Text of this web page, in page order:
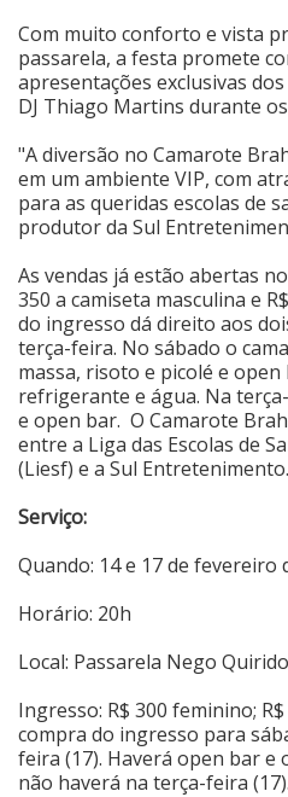
Fale Conosco
Com muito conforto e vista
passarela, a festa promete
apresentações exclusivas
DJ Thiago Martins durante
"A diversão no Camarote
em um ambiente VIP, com
para as queridas escolas de
produtor da Sul
As vendas já estão abertas
350 a camiseta masculina e
do ingresso dá direito aos
terça-feira. No sábado o
massa, risoto e picolé e
refrigerante e água. Na
e open bar. O Camarote
entre a Liga das Escolas de
(Liesf) e a Sul Entretenimento.
Serviço:
Quando: 14 e 17 de fevereiro
Horário: 20h
Local: Passarela Nego
Ingresso: R$ 300 feminino;
compra do ingresso para
feira (17). Haverá open bar e
não haverá na terça-feira